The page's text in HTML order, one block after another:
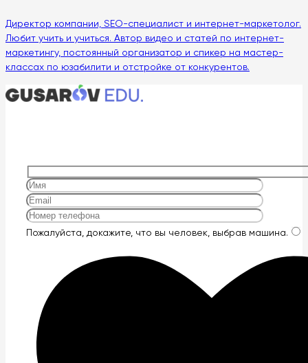
Директор компании, SEO-специалист и интернет-маркетолог.
Любит учить и учиться. Автор видео и статей по интернет-
маркетингу, постоянный организатор и спикер на мастер-
классах по юзабилити и отстройке от конкурентов.
Оставьте
Пожалуйста, докажите, что вы человек, выбрав машина.